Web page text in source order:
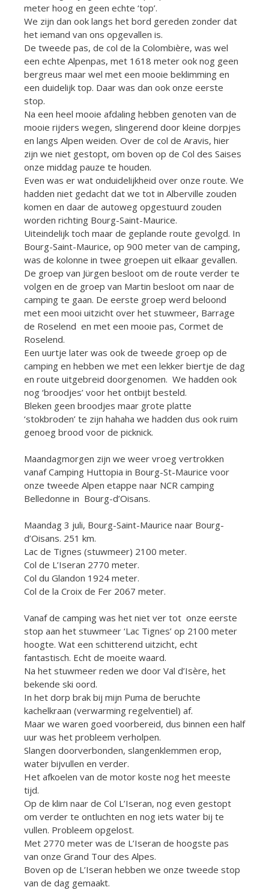
meter hoog en geen echte ‘top’.
We zijn dan ook langs het bord gereden zonder dat
het iemand van ons opgevallen is.
De tweede pas, de col de la Colombière, was wel
een echte Alpenpas, met 1618 meter ook nog geen
bergreus maar wel met een mooie beklimming en
een duidelijk top. Daar was dan ook onze eerste
stop.
Na een heel mooie afdaling hebben genoten van de
mooie rijders wegen, slingerend door kleine dorpjes
en langs Alpen weiden. Over de col de Aravis, hier
zijn we niet gestopt, om boven op de Col des Saises
onze middag pauze te houden.
Even was er wat onduidelijkheid over onze route. We
hadden niet gedacht dat we tot in Alberville zouden
komen en daar de autoweg opgestuurd zouden
worden richting Bourg-Saint-Maurice.
Uiteindelijk toch maar de geplande route gevolgd. In
Bourg-Saint-Maurice, op 900 meter van de camping,
was de kolonne in twee groepen uit elkaar gevallen.
De groep van Jürgen besloot om de route verder te
volgen en de groep van Martin besloot om naar de
camping te gaan. De eerste groep werd beloond
met een mooi uitzicht over het stuwmeer, Barrage
de Roselend en met een mooie pas, Cormet de
Roselend.
Een uurtje later was ook de tweede groep op de
camping en hebben we met een lekker biertje de dag
en route uitgebreid doorgenomen. We hadden ook
nog ‘broodjes’ voor het ontbijt besteld.
Bleken geen broodjes maar grote platte
‘stokbroden’ te zijn hahaha we hadden dus ook ruim
genoeg brood voor de picknick.
Maandagmorgen zijn we weer vroeg vertrokken
vanaf Camping Huttopia in Bourg-St-Maurice voor
onze tweede Alpen etappe naar NCR camping
Belledonne in Bourg-d’Oisans.
Maandag 3 juli, Bourg-Saint-Maurice naar Bourg-
d’Oisans. 251 km.
Lac de Tignes (stuwmeer) 2100 meter.
Col de L’Iseran 2770 meter.
Col du Glandon 1924 meter.
Col de la Croix de Fer 2067 meter.
Vanaf de camping was het niet ver tot onze eerste
stop aan het stuwmeer ‘Lac Tignes’ op 2100 meter
hoogte. Wat een schitterend uitzicht, echt
fantastisch. Echt de moeite waard.
Na het stuwmeer reden we door Val d’Isère, het
bekende ski oord.
In het dorp brak bij mijn Puma de beruchte
kachelkraan (verwarming regelventiel) af.
Maar we waren goed voorbereid, dus binnen een half
uur was het probleem verholpen.
Slangen doorverbonden, slangenklemmen erop,
water bijvullen en verder.
Het afkoelen van de motor koste nog het meeste
tijd.
Op de klim naar de Col L’Iseran, nog even gestopt
om verder te ontluchten en nog iets water bij te
vullen. Probleem opgelost.
Met 2770 meter was de L’Iseran de hoogste pas
van onze Grand Tour des Alpes.
Boven op de L’Iseran hebben we onze tweede stop
van de dag gemaakt.